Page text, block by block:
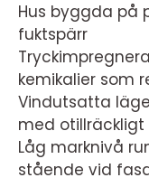
Hus byggda på
fuktspärr
kemikalier som
Vindutsatta
med
Låg marknivå
stående vid